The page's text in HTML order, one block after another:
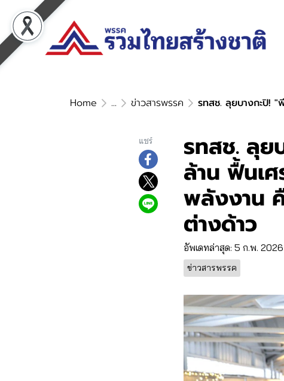
Home ... ข่าวสารพรรค รทสช. ลุยบางกะปิ! "
แชร์ รทสช. ลุย
ล้าน ฟื้นเ
พลังงาน
ต่างด้าว
อัพเดทล่าสุด: 5 ก.พ. 2026
ข่าวสารพรรค